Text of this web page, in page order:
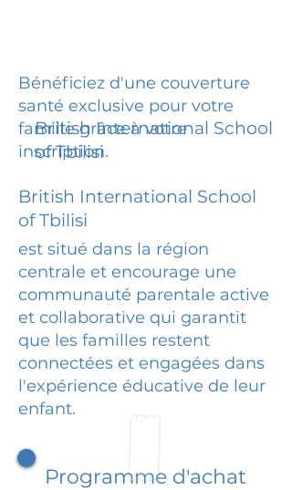
Bénéficiez d'une couverture
santé exclusive pour votre
famille grâce à votre
inscription.
British International School
of Tbilisi
British International School
of Tbilisi
est situé dans la région
centrale et encourage une
communauté parentale active
et collaborative qui garantit
que les familles restent
connectées et engagées dans
l'expérience éducative de leur
enfant.
Programme d'achat